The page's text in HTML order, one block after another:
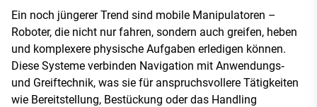
Ein noch jüngerer Trend sind mobile Manipulatoren –
Roboter, die nicht nur fahren, sondern auch greifen, heben
und komplexere physische Aufgaben erledigen können.
Diese Systeme verbinden Navigation mit Anwendungs‑
und Greiftechnik, was sie für anspruchsvollere Tätigkeiten
wie Bereitstellung, Bestückung oder das Handling